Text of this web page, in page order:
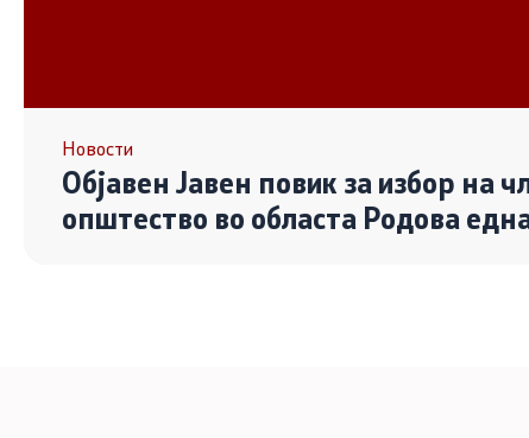
Линкови
Изјава за пристапност
Новости
Објавен Јавен повик за избор на
општество во областа Родова